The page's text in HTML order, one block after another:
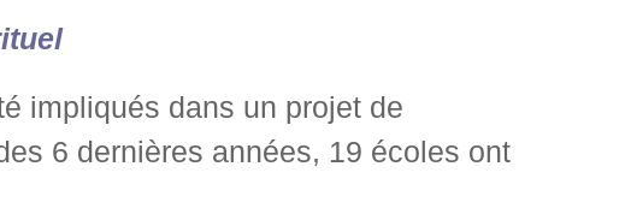
impliqués dans un projet de
6 dernières années, 19 écoles ont